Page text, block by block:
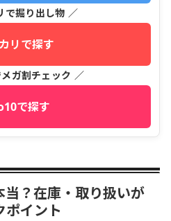
で掘り出し物 ／
リで探す
ガ割チェック ／
で探す
当？在庫・取り扱いが
ポイント